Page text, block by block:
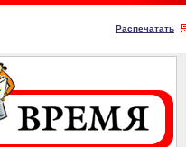
Распечатать